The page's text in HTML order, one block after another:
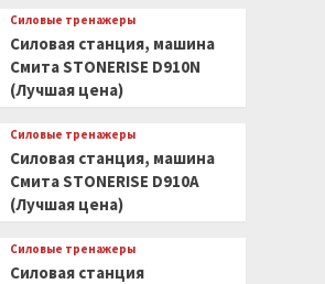
Силовые тренажеры
Силовая станция, машина
Смита STONERISE D910N
(Лучшая цена)
Силовые тренажеры
Силовая станция, машина
Смита STONERISE D910A
(Лучшая цена)
Силовые тренажеры
Силовая станция